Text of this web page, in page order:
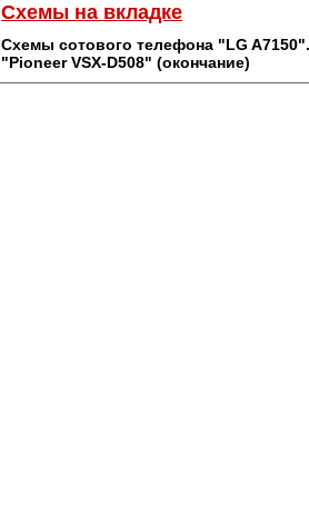
Схемы на вкладке
Cхемы сотового телефона "LG
"Pioneer VSX-D508" (окончание)